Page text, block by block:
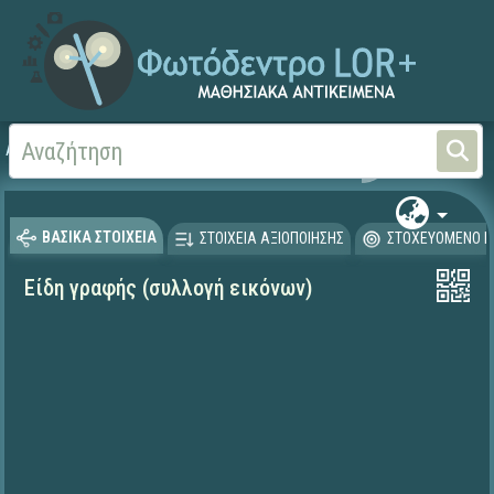
Αρχική
ΒΑΣΙΚΑ ΣΤΟΙΧΕΙΑ ΣΤΟΙΧΕΙΑ ΑΞΙΟΠΟΙΗΣΗΣ ΣΤΟΧΕΥΟΜΕΝΟ
Είδη γραφής (συλλογή εικόνων)